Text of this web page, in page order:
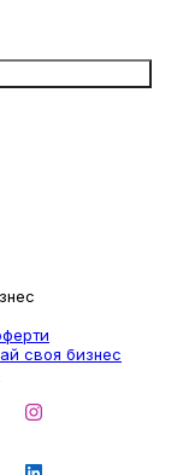
своя бизнес